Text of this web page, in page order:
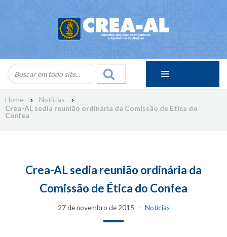
Home
Notícias
Crea-AL sedia reunião ordinária da Comissão de Ética do
Confea
Crea-AL sedia reunião ordinária da
Comissão de Ética do Confea
27 de novembro de 2015 Notícias